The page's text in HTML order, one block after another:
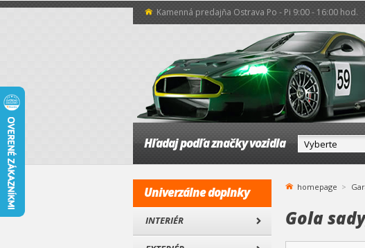
Kamenná predajňa Ostrava Po - Pi 9:00 - 16:00 hod.
Hľadaj podľa značky vozidla
Univerzálne doplnky
INTERIÉR
homepage
Gola